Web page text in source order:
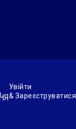
Увійти
& Зареєструватися